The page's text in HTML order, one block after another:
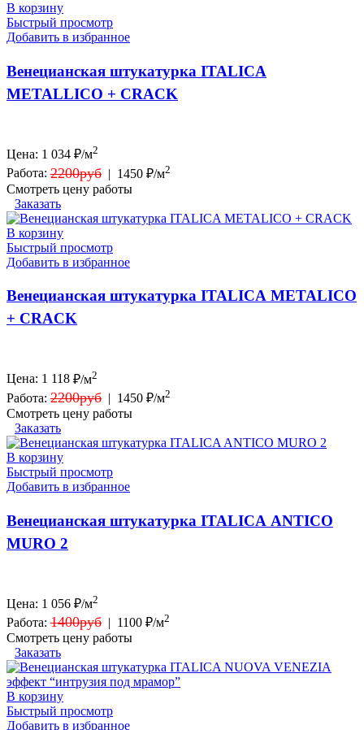
В корзину
Быстрый просмотр
Добавить в избранное
Венецианская штукатурка ITALICA
METALLICO + CRACK
Цена: 1 034 ₽/м2
Работа: 2200руб | 1450 ₽/м2
Смотреть цену работы
Заказать
В корзину
Быстрый просмотр
Добавить в избранное
Венецианская штукатурка ITALICA METALICO
+ CRACK
Цена: 1 118 ₽/м2
Работа: 2200руб | 1450 ₽/м2
Смотреть цену работы
Заказать
В корзину
Быстрый просмотр
Добавить в избранное
Венецианская штукатурка ITALICA ANTICO
MURO 2
Цена: 1 056 ₽/м2
Работа: 1400руб | 1100 ₽/м2
Смотреть цену работы
Заказать
В корзину
Быстрый просмотр
Добавить в избранное